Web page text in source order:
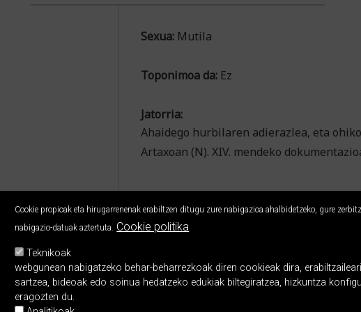
Sexua: Mutila
Toponimoa da: Ez
Jatorria:
Ahaidego hurbilaren adierazlea, eta
Artaxoan (N). XIV. mendeko
Cookie propioak eta hirugarrenenak erabiltzen ditugu zure nabigazioa ahalbidetzeko, gure
nabigazio-datuak aztertuta.
Cookie politika
Teknikoak
webgunean nabigatzeko behar-beharrezkoak diren cookieak dira,
sartzea, bideoak edo soinua hedatzeko edukiak biltegiratzea, hizkuntza
eragozten du.